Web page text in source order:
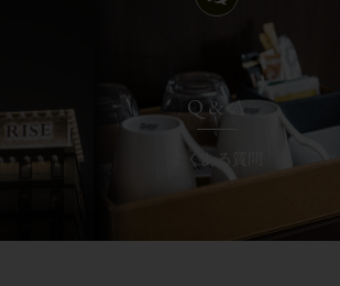
Q & A
よくある質問